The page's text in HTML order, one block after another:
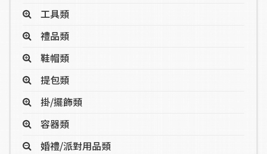
工具類
禮品類
鞋帽類
提包類
掛/擺飾類
容器類
婚禮/派對用品類